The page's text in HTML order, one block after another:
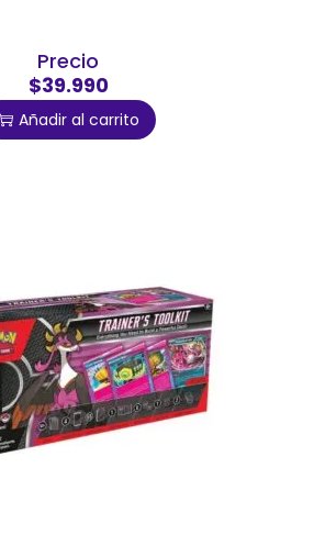
Precio
$39.990
Añadir al carrito